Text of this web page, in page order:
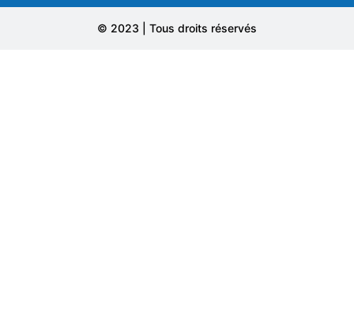
© 2023 | Tous droits réservés